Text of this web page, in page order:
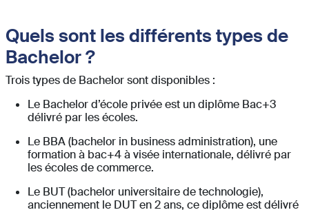
Quels sont les différents types de
Bachelor ?
Trois types de Bachelor sont disponibles :
Le Bachelor d’école privée est un diplôme Bac+3
délivré par les écoles.
Le BBA (bachelor in business administration), une
formation à bac+4 à visée internationale, délivré par
les écoles de commerce.
Le BUT (bachelor universitaire de technologie),
anciennement le DUT en 2 ans, ce diplôme est délivré